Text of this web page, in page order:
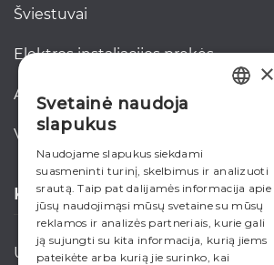
šviestuvai
elektros instaliacijos prekės
akcijos
verslui
KONTAKTAI
UAB “Ardena”
RUSSIAN
×
Svetainė naudoja
slapukus
Naudojame slapukus siekdami
suasmeninti turinį, skelbimus ir analizuoti
srautą. Taip pat dalijamės informacija apie
jūsų naudojimąsi mūsų svetaine su mūsų
reklamos ir analizės partneriais, kurie gali
ją sujungti su kita informacija, kurią jiems
pateikėte arba kurią jie surinko, kai